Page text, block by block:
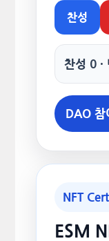
찬성
찬성 0 ·
DAO 참
NFT
ESM